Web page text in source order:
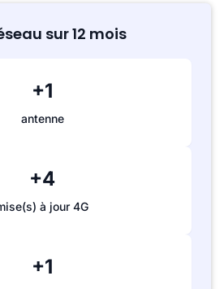
sur 12 mois
+1
antenne
+4
à jour 4G
+1